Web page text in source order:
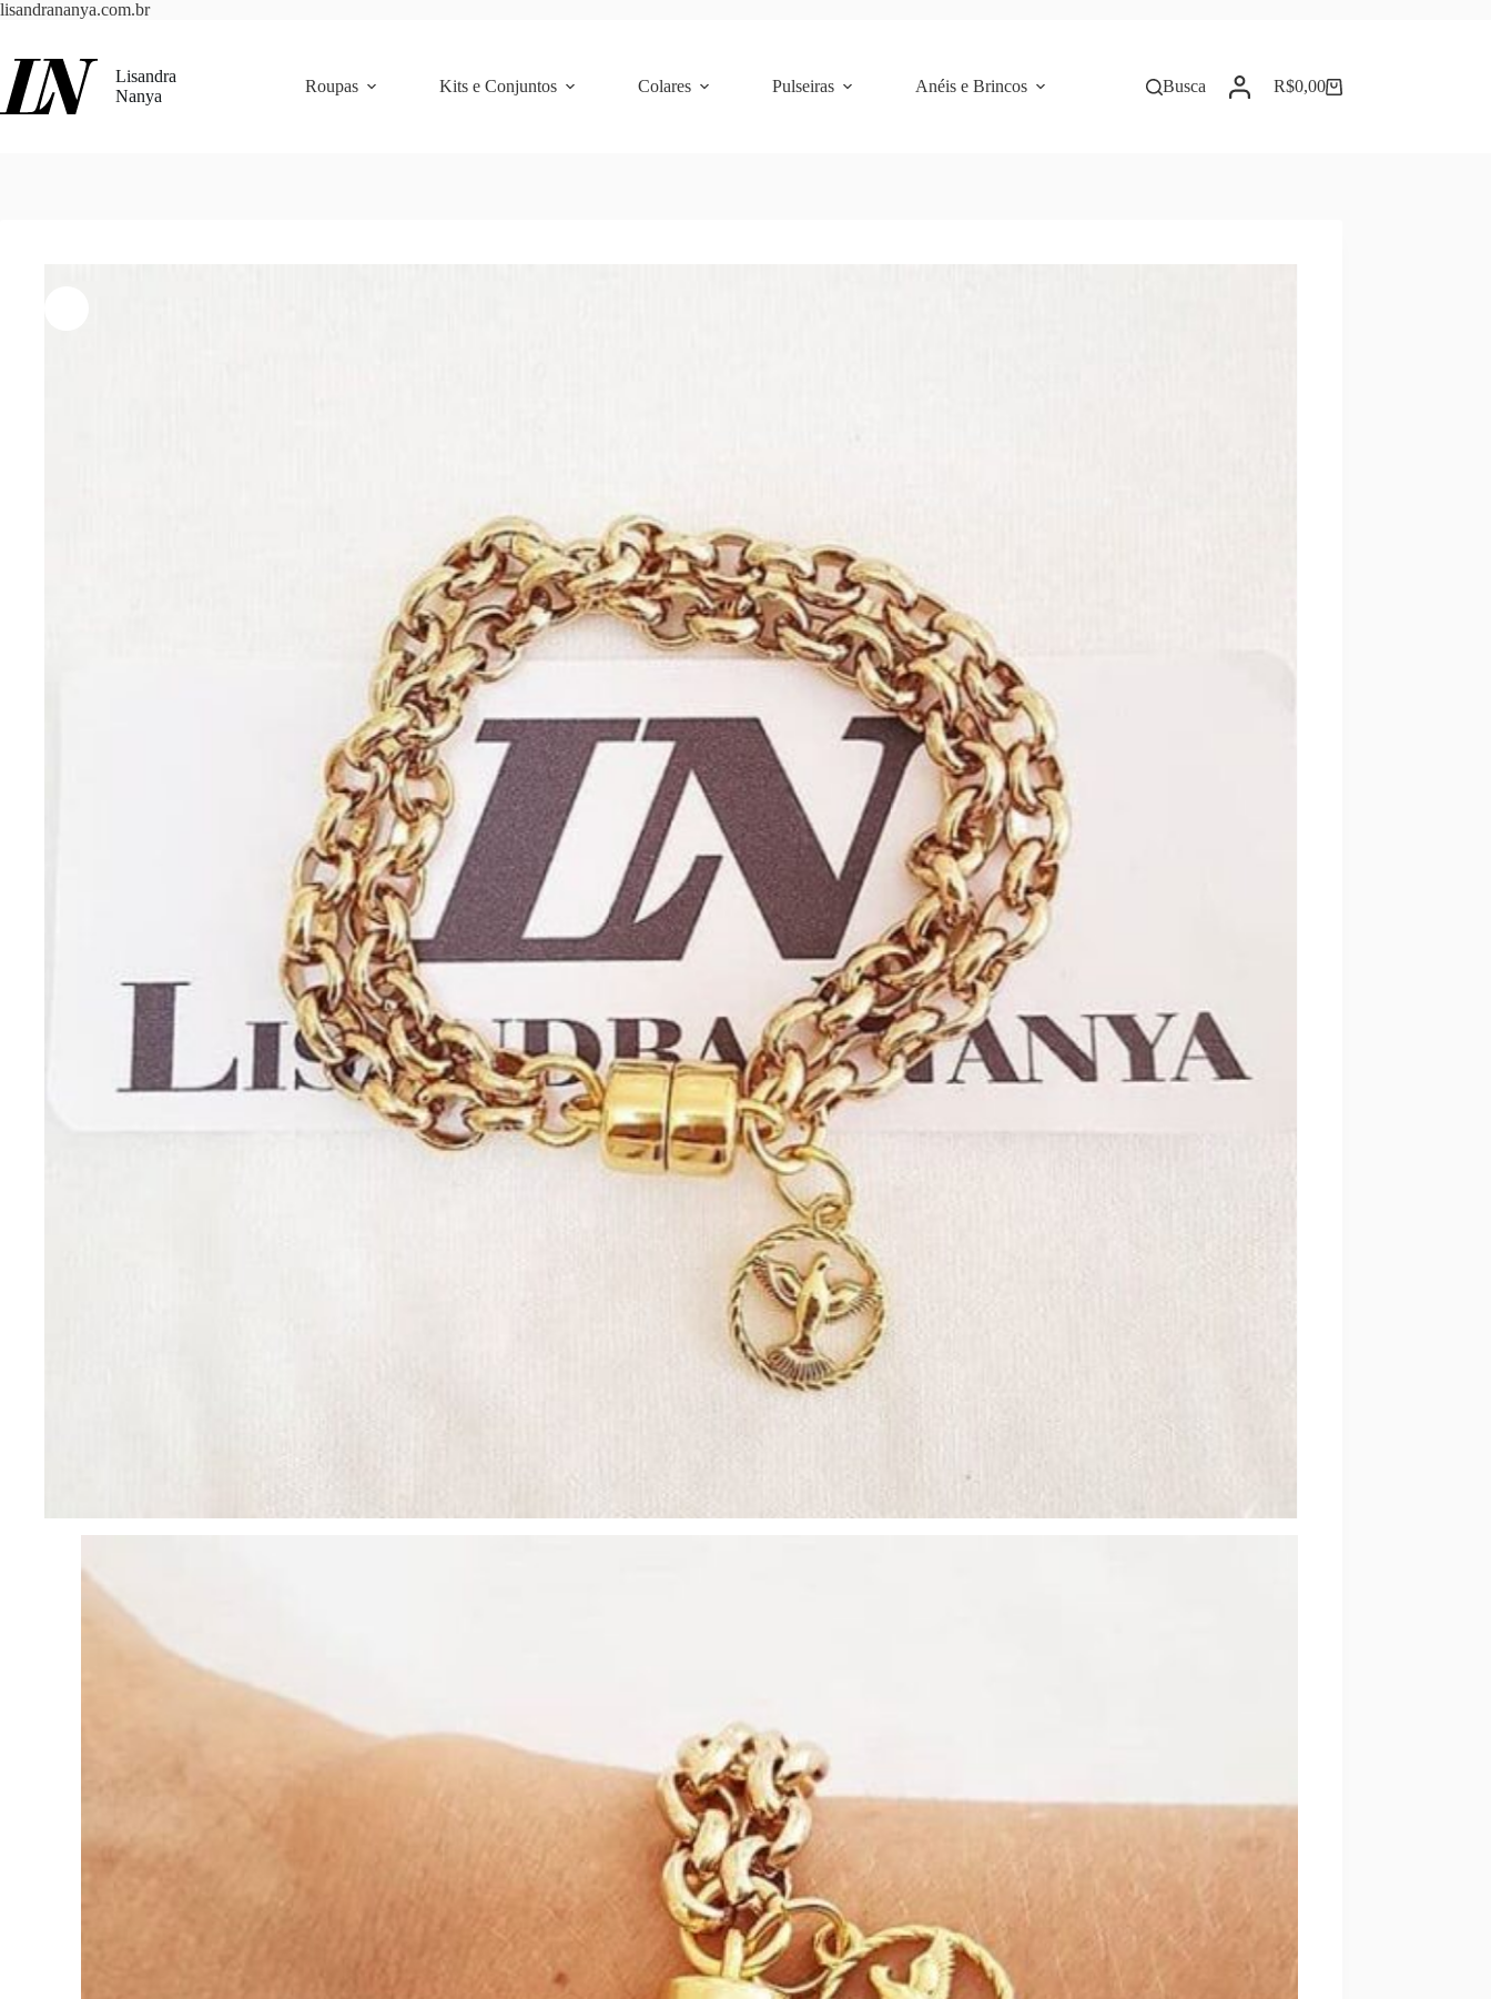
lisandrananya.com.brPular
conteúdo
Lisandra
Nanya
Roupas Kits e Conjuntos Colares Pulseiras Anéis e Brincos Busca Carrinho
R$0,00